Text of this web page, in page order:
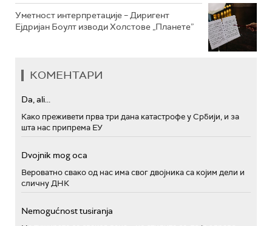
Уметност интерпретације – Диригент
Ејдријан Боулт изводи Холстове „Планете”
КОМЕНТАРИ
Da, ali...
Како преживети прва три дана катастрофе у Србији, и за
шта нас припрема ЕУ
Dvojnik mog oca
Вероватно свако од нас има свог двојника са којим дели и
сличну ДНК
Nemogućnost tusiranja